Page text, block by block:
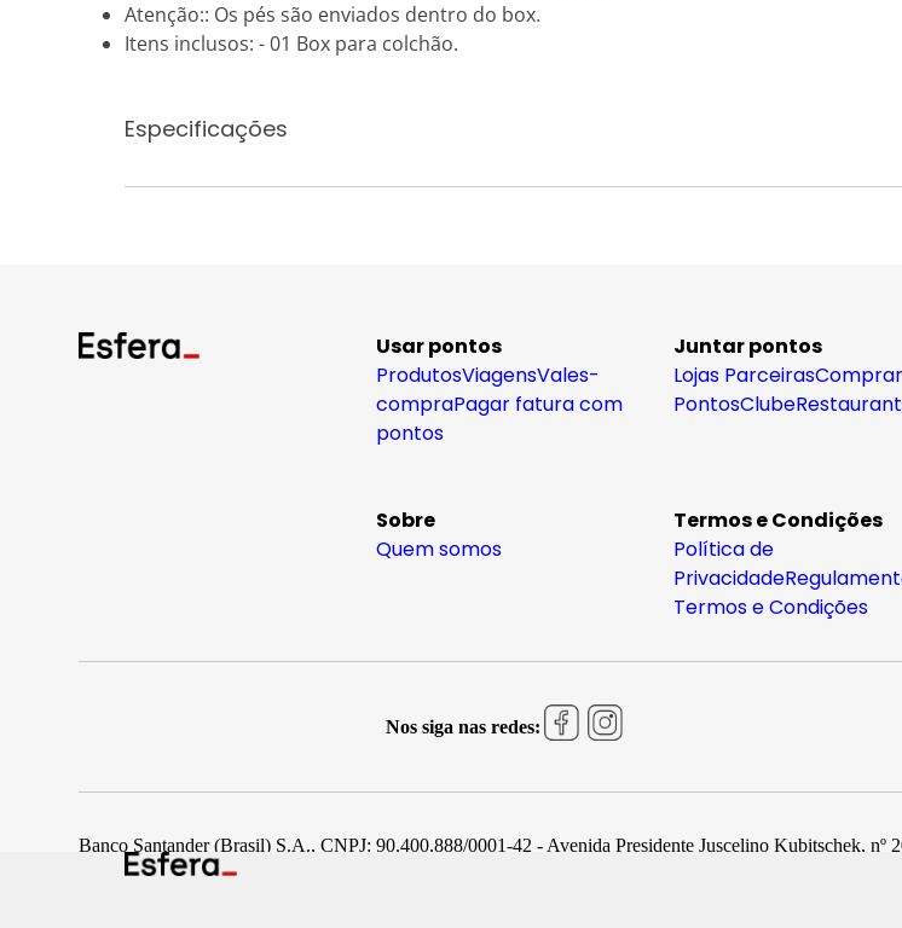
Atenção:: Os pés são enviados dentro do box.
Itens inclusos: - 01 Box para colchão.
Especificações
Usar pontos
ProdutosViagensVales-
compraPagar fatura com
pontos
Juntar pontos
Lojas ParceirasComprar
PontosClube
Sobre
Quem somos
Termos e Condições
Política de
Privacidade
Termos e Condições
Nos siga nas redes:
Banco Santander (Brasil) S.A., CNPJ: 90.400.888/0001-42 - Avenida Presidente Juscelino Kubitschek, nº